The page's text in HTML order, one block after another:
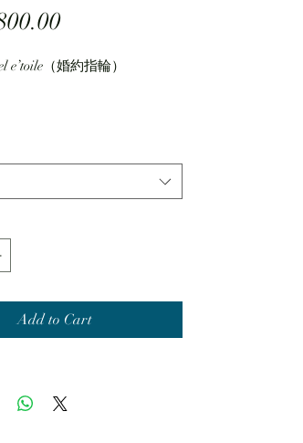
Price
e’toile（婚約指輪）
Add to Cart